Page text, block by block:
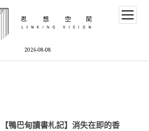
2026-08-08
【鴨巴甸讀書札記】消失在即的香